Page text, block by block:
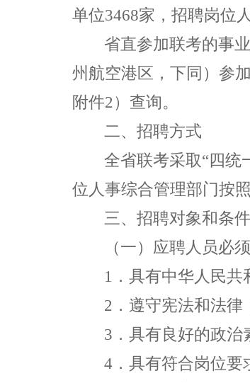
单位3468家，招聘岗位
省直参加联考的事
州航空港区，下同）参
附件2）查询。
二、招聘方式
全省联考采取“四统
位人事综合管理部门按
三、招聘对象和条件
（一）应聘人员必
1 ．具有中华人民
2 ．遵守宪法和法律
3 ．具有良好的政治
4 ．具有符合岗位要